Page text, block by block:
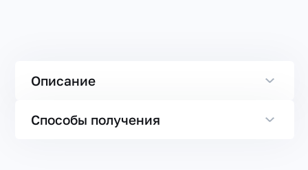
Описание
Способы получения